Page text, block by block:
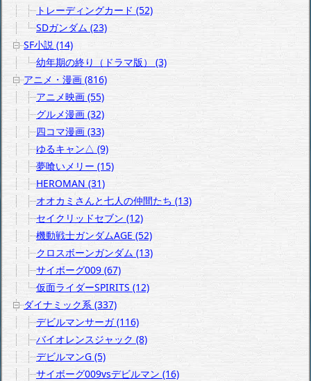
トレーディングカード (52)
SDガンダム (23)
SF小説 (14)
幼年期の終り（ドラマ版） (3)
アニメ・漫画 (816)
アニメ映画 (55)
グルメ漫画 (32)
四コマ漫画 (33)
ゆるキャン△ (9)
夢喰いメリー (15)
HEROMAN (31)
オオカミさんと七人の仲間たち (13)
セイクリッドセブン (12)
機動戦士ガンダムAGE (52)
クロスボーンガンダム (13)
サイボーグ009 (67)
仮面ライダーSPIRITS (12)
ダイナミック系 (337)
デビルマンサーガ (116)
バイオレンスジャック (8)
デビルマンG (5)
サイボーグ009vsデビルマン (16)